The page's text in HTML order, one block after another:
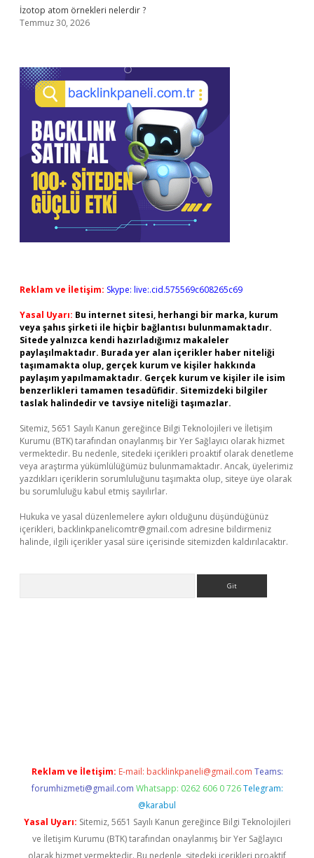
İzotop atom örnekleri nelerdir ?
Temmuz 30, 2026
Reklam ve İletişim: Skype: live:.cid.575569c608265c69
Yasal Uyarı: Bu internet sitesi, herhangi bir marka, kurum
veya şahıs şirketi ile hiçbir bağlantısı bulunmamaktadır.
Sitede yalnızca kendi hazırladığımız makaleler
paylaşılmaktadır. Burada yer alan içerikler haber niteliği
taşımamakta olup, gerçek kurum ve kişiler hakkında
paylaşım yapılmamaktadır. Gerçek kurum ve kişiler ile isim
benzerlikleri tamamen tesadüfidir. Sitemizdeki bilgiler
taslak halindedir ve tavsiye niteliği taşımazlar.
Sitemiz, 5651 Sayılı Kanun gereğince Bilgi Teknolojileri ve İletişim
Kurumu (BTK) tarafından onaylanmış bir Yer Sağlayıcı olarak hizmet
vermektedir. Bu nedenle, sitedeki içerikleri proaktif olarak denetleme
veya araştırma yükümlülüğümüz bulunmamaktadır. Ancak, üyelerimiz
yazdıkları içeriklerin sorumluluğunu taşımakta olup, siteye üye olarak
bu sorumluluğu kabul etmiş sayılırlar.
Hukuka ve yasal düzenlemelere aykırı olduğunu düşündüğünüz
içerikleri, backlinkpanelicomtr@gmail.com adresine bildirmeniz
halinde, ilgili içerikler yasal süre içerisinde sitemizden kaldırılacaktır.
Reklam ve İletişim: E-mail: backlinkpaneli@gmail.com Teams:
forumhizmeti@gmail.com Whatsapp: 0262 606 0 726 Telegram:
@karabul
Yasal Uyarı: Sitemiz, 5651 Sayılı Kanun gereğince Bilgi Teknolojileri
ve İletişim Kurumu (BTK) tarafından onaylanmış bir Yer Sağlayıcı
olarak hizmet vermektedir. Bu nedenle, sitedeki içerikleri proaktif